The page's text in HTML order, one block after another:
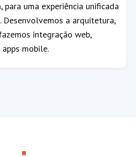
para uma experiência unificada
Desenvolvemos a arquitetura,
integração web,
mobile.